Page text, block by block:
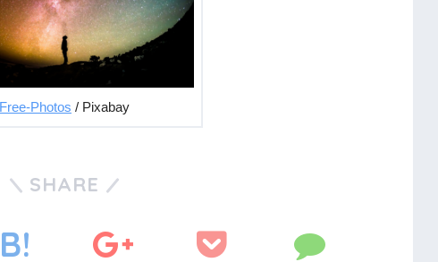
Free-Photos / Pixabay
SHARE